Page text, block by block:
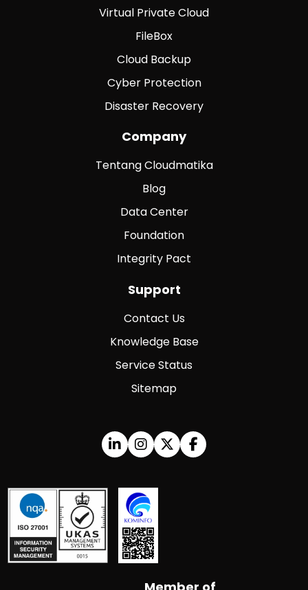
Virtual Private Cloud
FileBox
Cloud Backup
Cyber Protection
Disaster Recovery
Company
Tentang Cloudmatika
Blog
Data Center
Foundation
Integrity Pact
Support
Contact Us
Knowledge Base
Service Status
Sitemap